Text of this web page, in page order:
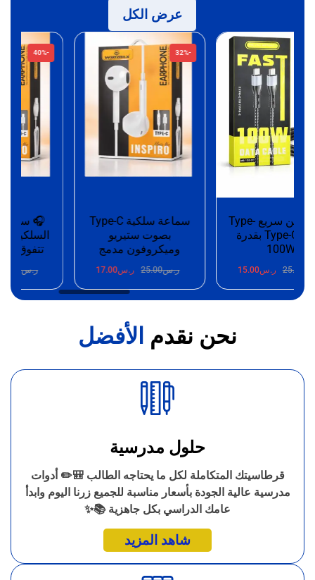
عرض الكل
كابل شحن سريع Type-
C إلى Type-C بقدرة
100W
ر.س 15.00
سماعة سلكية Type-C
بصوت ستيريو
وميكروفون مدمج
25.00 ر.س 17.00
السلكية –
تتفوق على
25.00
نحن نقدم الأفضل
حلول مدرسية
قرطاسيتك المتكاملة لكل ما يحتاجه الطالب 🎒✏️ أدوات
مدرسية عالية الجودة بأسعار مناسبة للجميع زرنا اليوم وابدأ
عامك الدراسي بكل جاهزية 📚✨
شاهد المزيد